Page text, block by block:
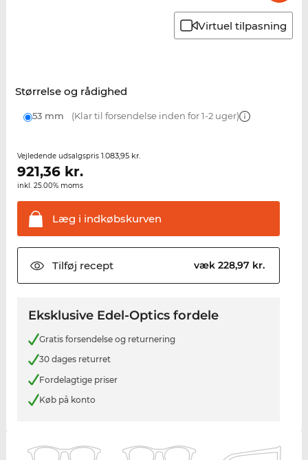
Virtuel tilpasning
Størrelse og rådighed
53 mm (Klar til forsendelse inden for 1-2 uger)
Vejledende udsalgspris 1.083,95 kr.
921,36kr.
inkl. 25.00% moms
Læg i indkøbskurven
Tilføj recept væk 228,97 kr.
Eksklusive Edel-Optics fordele
Gratis forsendelse og returnering
30 dages returret
Fordelagtige priser
Køb på konto